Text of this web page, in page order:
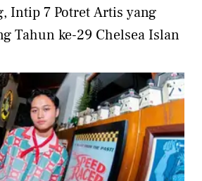
Intip 7 Potret Artis yang
Tahun ke-29 Chelsea Islan